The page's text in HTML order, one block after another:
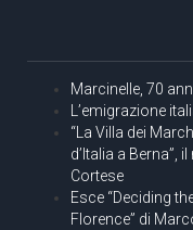
Marcinelle, 70
L’emigrazione
“La Villa dei
d’Italia a Berna”,
Cortese
Esce “Deciding
Florence” di